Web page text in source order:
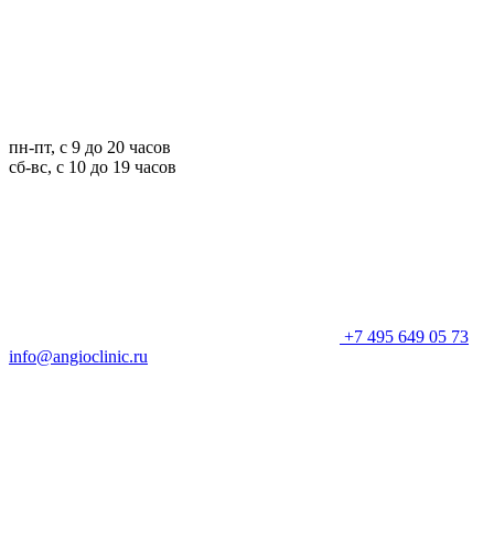
пн-пт, с 9 до 20 часов
сб-вс, с 10 до 19 часов
+7 495 649 05 73
info@angioclinic.ru